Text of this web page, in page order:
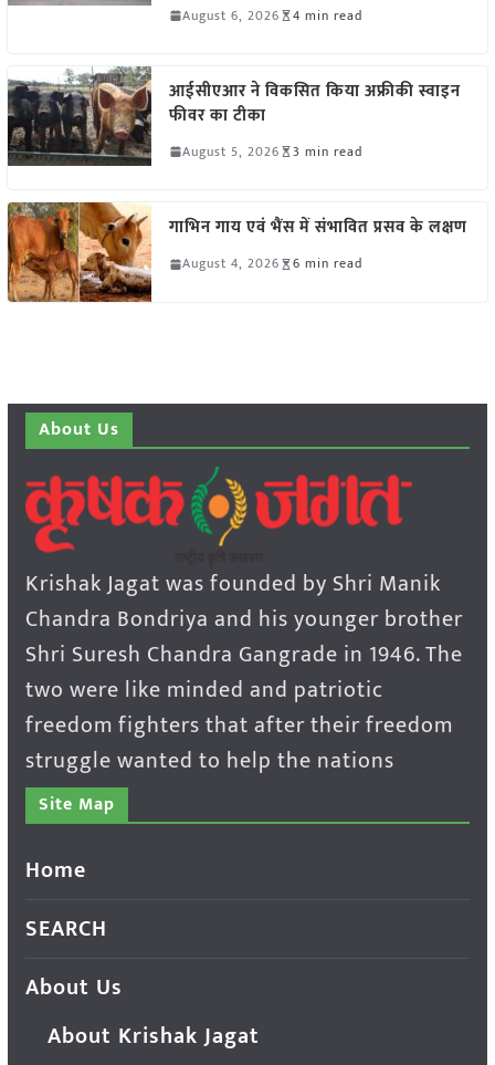
August 6, 2026 4 min read
आईसीएआर ने विकसित किया अफ्रीकी स्वाइन
फीवर का टीका
August 5, 2026 3 min read
गाभिन गाय एवं भैंस में संभावित प्रसव के लक्षण
August 4, 2026 6 min read
About Us
Krishak Jagat was founded by Shri Manik
Chandra Bondriya and his younger brother
Shri Suresh Chandra Gangrade in 1946. The
two were like minded and patriotic
freedom fighters that after their freedom
struggle wanted to help the nations
Site Map
Home
SEARCH
About Us
About Krishak Jagat